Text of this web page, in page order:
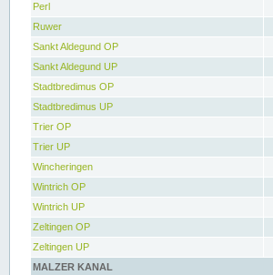
Perl
Ruwer
Sankt Aldegund OP
Sankt Aldegund UP
Stadtbredimus OP
Stadtbredimus UP
Trier OP
Trier UP
Wincheringen
Wintrich OP
Wintrich UP
Zeltingen OP
Zeltingen UP
MALZER KANAL